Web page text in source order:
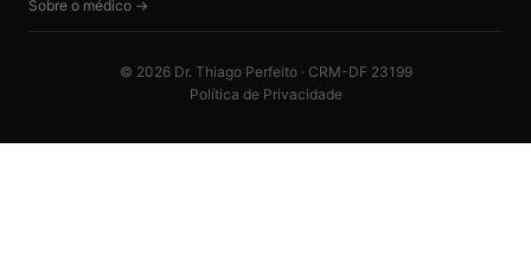
Sobre o médico →
© 2026Dr. Thiago Perfeito · CRM-DF 23199
Política de Privacidade